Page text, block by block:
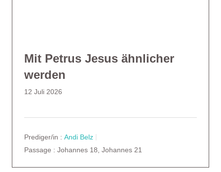
Mit Petrus Jesus ähnlicher
werden
12 Juli 2026
Prediger/in : Andi Belz
Passage : Johannes 18, Johannes 21